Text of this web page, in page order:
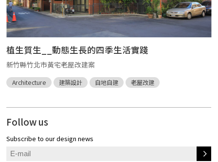
植生質生__動態生長的四季生活實踐
新竹縣竹北市黃宅老屋改建案
Architecture 建築設計 自地自建 老屋改建
Follow us
Subscribe to our design news